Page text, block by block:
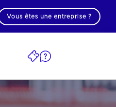
Vous êtes une entreprise ?